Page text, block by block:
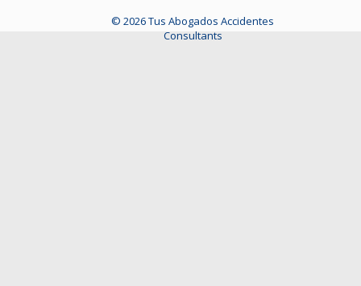
© 2026 Tus Abogados Accidentes
Consultants